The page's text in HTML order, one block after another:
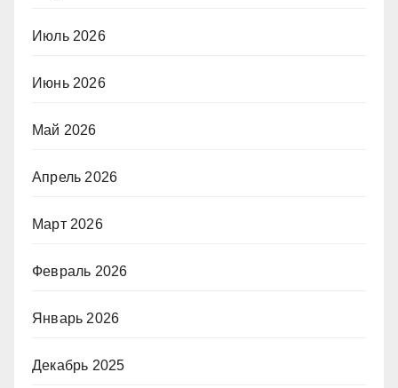
Июль 2026
Июнь 2026
Май 2026
Апрель 2026
Март 2026
Февраль 2026
Январь 2026
Декабрь 2025